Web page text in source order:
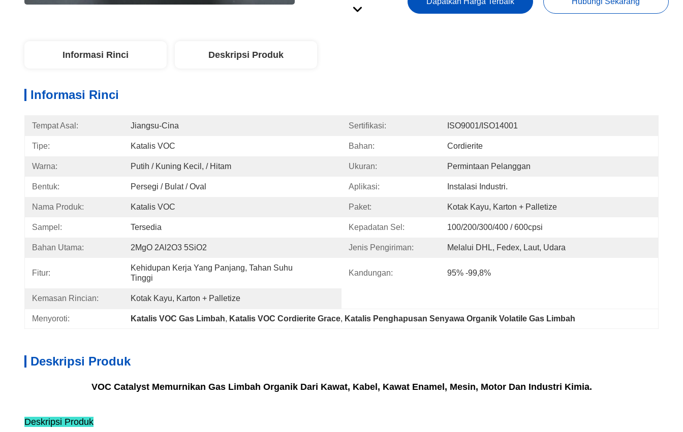
Informasi Rinci Deskripsi Produk
Informasi Rinci
Tempat Asal: Jiangsu-Cina Sertifikasi: ISO9001/ISO14001
Tipe: Katalis VOC Bahan: Cordierite
Warna: Putih / Kuning Kecil, / Hitam Ukuran: Permintaan Pelanggan
Bentuk: Persegi / Bulat / Oval Aplikasi: Instalasi Industri.
Nama Produk: Katalis VOC Paket: Kotak Kayu, Karton + Palletize
Sampel: Tersedia Kepadatan Sel: 100/200/300/400 / 600cpsi
Bahan Utama: 2MgO 2Al2O3 5SiO2 Jenis Pengiriman: Melalui DHL, Fedex, Laut, Udara
Fitur:
Kehidupan Kerja Yang Panjang, Tahan Suhu
Tinggi
Kandungan: 95% -99,8%
Kemasan Rincian: Kotak Kayu, Karton + Palletize
Menyoroti: Katalis VOC Gas Limbah, Katalis VOC Cordierite Grace, Katalis Penghapusan Senyawa Organik Volatile Gas Limbah
Deskripsi Produk
VOC Catalyst Memurnikan Gas Limbah Organik Dari Kawat, Kabel, Kawat Enamel, Mesin, Motor Dan Industri Kimia.
Deskripsi Produk